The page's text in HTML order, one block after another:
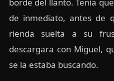
borde del llanto. Tenía
de inmediato, antes de
rienda suelta a su
descargara con Miguel,
se la estaba buscando.